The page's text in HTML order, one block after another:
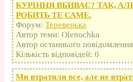
КУРІННЯ ВБИВАЄ? ТАК, АЛЕ
РОБИТЬ ТЕ САМЕ.
Форум: Теревенька
Автор теми: Olenochka
Автор останнього
Кількість відповідей: 0
Ми втратили все, але не